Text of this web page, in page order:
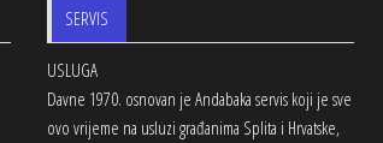
SERVIS
USLUGA
Davne 1970. osnovan je Andabaka servis koji je sve
ovo vrijeme na usluzi građanima Splita i Hrvatske,